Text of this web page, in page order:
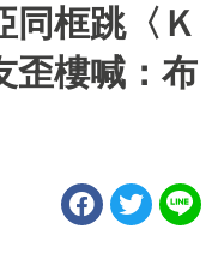
同框跳〈Ｋ
樓喊：布